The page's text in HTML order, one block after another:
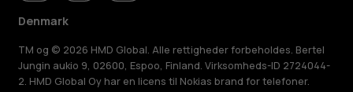
Denmark
TM og © 2026 HMD Global. Alle rettigheder forbeholdes. Bertel
Jungin aukio 9, 02600, Espoo, Finland. Virksomheds-ID 2724044-
2. HMD Global Oy har en licens til Nokias brand for telefoner.